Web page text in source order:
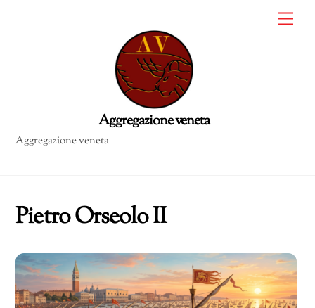
Aggregazione veneta
Pietro Orseolo II